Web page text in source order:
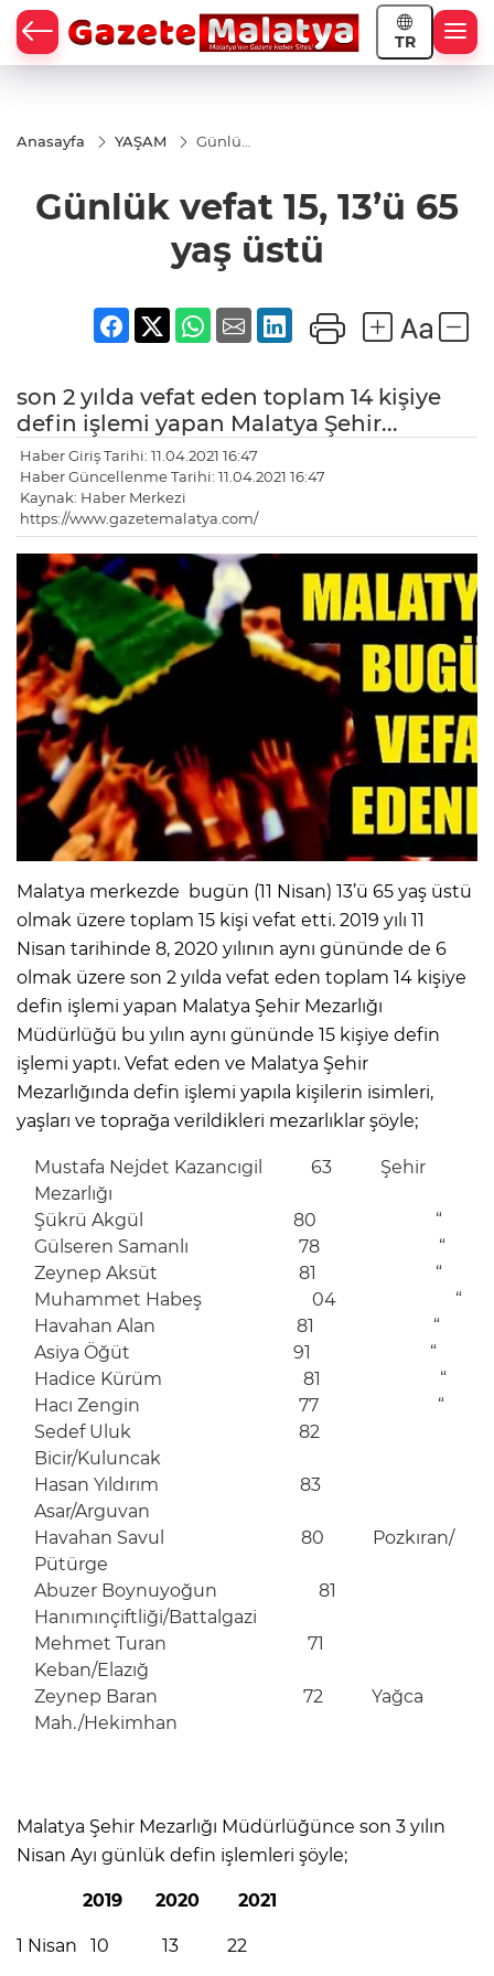
TR
Anasayfa YAŞAM
Günlük
65 yaş
üstü
Günlük vefat 15, 13’ü 65
yaş üstü
son 2 yılda vefat eden toplam 14 kişiye
defin işlemi yapan Malatya Şehir...
Haber Giriş Tarihi: 11.04.2021 16:47
Haber Güncellenme Tarihi: 11.04.2021 16:47
Kaynak: Haber Merkezi
https://www.gazetemalatya.com/
Malatya merkezde bugün (11 Nisan) 13’ü 65 yaş üstü
olmak üzere toplam 15 kişi vefat etti. 2019 yılı 11
Nisan tarihinde 8, 2020 yılının aynı gününde de 6
olmak üzere son 2 yılda vefat eden toplam 14 kişiye
defin işlemi yapan Malatya Şehir Mezarlığı
Müdürlüğü bu yılın aynı gününde 15 kişiye defin
işlemi yaptı. Vefat eden ve Malatya Şehir
Mezarlığında defin işlemi yapıla kişilerin isimleri,
yaşları ve toprağa verildikleri mezarlıklar şöyle;
Mustafa Nejdet Kazancıgil 63 Şehir
Mezarlığı
Şükrü Akgül 80 “
Gülseren Samanlı 78 “
Zeynep Aksüt 81 “
Muhammet Habeş 04 “
Havahan Alan 81 “
Asiya Öğüt 91 “
Hadice Kürüm 81 “
Hacı Zengin 77 “
Sedef Uluk 82
Bicir/Kuluncak
Hasan Yıldırım 83
Asar/Arguvan
Havahan Savul 80 Pozkıran/
Pütürge
Abuzer Boynuyoğun 81
Hanımınçiftliği/Battalgazi
Mehmet Turan 71
Keban/Elazığ
Zeynep Baran 72 Yağca
Mah./Hekimhan
Malatya Şehir Mezarlığı Müdürlüğünce son 3 yılın
Nisan Ayı günlük defin işlemleri şöyle;
2019 2020 2021
1 Nisan 10 13 22